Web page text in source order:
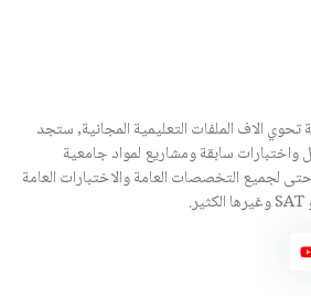
الاف الملفات التعليمية المجانية, ستجد
واختبارات سابقة ومشاريع لمواد جامعية
لجميع التخصصات العامة والاختبارات العامة